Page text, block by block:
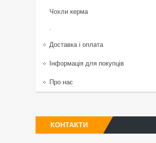
Чохли керма
.
Доставка і оплата
Інформація для покупців
Про нас
КОНТАКТИ